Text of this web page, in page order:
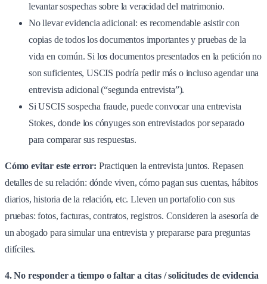
levantar sospechas sobre la veracidad del matrimonio.
No llevar evidencia adicional: es recomendable asistir con
copias de todos los documentos importantes y pruebas de la
vida en común. Si los documentos presentados en la petición no
son suficientes, USCIS podría pedir más o incluso agendar una
entrevista adicional (“segunda entrevista”).
Si USCIS sospecha fraude, puede convocar una entrevista
Stokes, donde los cónyuges son entrevistados por separado
para comparar sus respuestas.
Cómo evitar este error: Practiquen la entrevista juntos. Repasen
detalles de su relación: dónde viven, cómo pagan sus cuentas, hábitos
diarios, historia de la relación, etc. Lleven un portafolio con sus
pruebas: fotos, facturas, contratos, registros. Consideren la asesoría de
un abogado para simular una entrevista y prepararse para preguntas
difíciles.
4. No responder a tiempo o faltar a citas / solicitudes de evidencia